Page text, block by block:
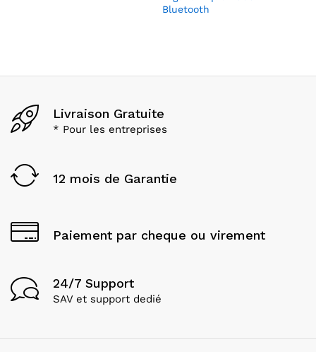
Bluetooth
Livraison Gratuite
* Pour les entreprises
12 mois de Garantie
Paiement par cheque ou virement
24/7 Support
SAV et support dedié